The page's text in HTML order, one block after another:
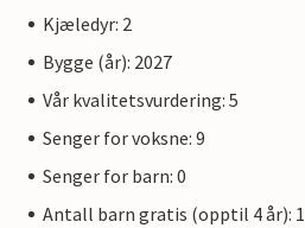
Kjæledyr: 2
Bygge (år): 2027
Vår kvalitetsvurdering: 5
Senger for voksne: 9
Senger for barn: 0
Antall barn gratis (opptil 4 år): 1